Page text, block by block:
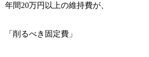
年間20万円以上の維持費が、
「削るべき固定費」